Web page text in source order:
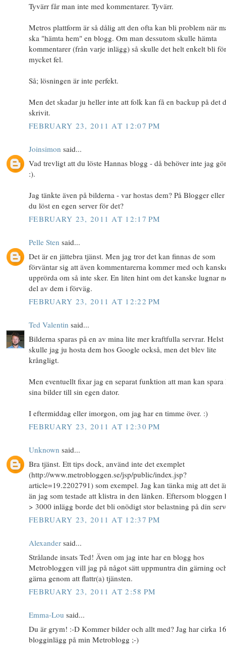
Tyvärr får man inte med kommentarer. Tyvärr.
Metros plattform är så dålig att den ofta kan bli problem när
ska "hämta hem" en blogg. Om man dessutom skulle hämta
kommentarer (från varje inlägg) så skulle det helt enkelt bli för
mycket fel.
Så; lösningen är inte perfekt.
Men det skadar ju heller inte att folk kan få en backup på det
skrivit.
FEBRUARY 23, 2011 AT 12:07 PM
Joinsimon said...
Vad trevligt att du löste Hannas blogg - då behöver inte jag
:).
Jag tänkte även på bilderna - var hostas dem? På Blogger
du löst en egen server för det?
FEBRUARY 23, 2011 AT 12:17 PM
Pelle Sten said...
Det är en jättebra tjänst. Men jag tror det kan finnas de som
förväntar sig att även kommentarerna kommer med och
upprörda om så inte sker. En liten hint om det kanske lugnar
del av dem i förväg.
FEBRUARY 23, 2011 AT 12:22 PM
Ted Valentin said...
Bilderna sparas på en av mina lite mer kraftfulla servrar. Helst
skulle jag ju hosta dem hos Google också, men det blev lite
krångligt.
Men eventuellt fixar jag en separat funktion att man kan spara
sina bilder till sin egen dator.
I eftermiddag eller imorgon, om jag har en timme över. :)
FEBRUARY 23, 2011 AT 12:30 PM
Unknown said...
Bra tjänst. Ett tips dock, använd inte det exemplet
(http://www.metrobloggen.se/jsp/public/index.jsp?
article=19.2202791) som exempel. Jag kan tänka mig att det
än jag som testade att klistra in den länken. Eftersom bloggen
> 3000 inlägg borde det bli onödigt stor belastning på din
FEBRUARY 23, 2011 AT 12:37 PM
Alexander said...
Strålande insats Ted! Även om jag inte har en blogg hos
Metrobloggen vill jag på något sätt uppmuntra din gärning
gärna genom att flattr(a) tjänsten.
FEBRUARY 23, 2011 AT 2:58 PM
Emma-Lou said...
Du är grym! :-D Kommer bilder och allt med? Jag har cirka
blogginlägg på min Metroblogg ;-)